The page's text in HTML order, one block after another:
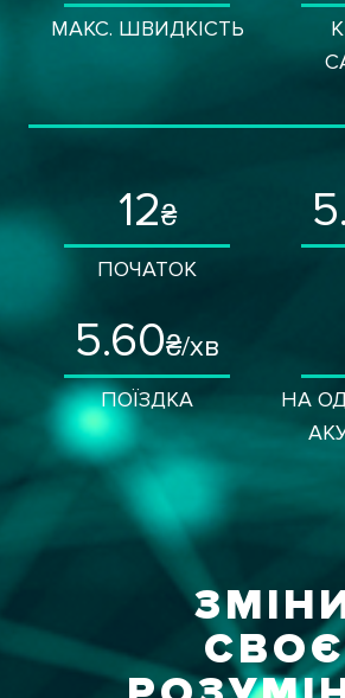
МАКС. ШВИДКІСТЬ
12₴
ПОЧАТОК
5.60₴/хв
ПОЇЗДКА
НА
СВОЄ